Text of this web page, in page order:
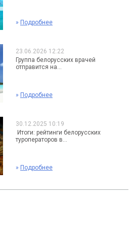
» Подробнее
23.06.2026 12:22
Группа белорусских врачей
отправится на...
» Подробнее
30.12.2025 10:19
Итоги: рейтинги белорусских
туроператоров в...
» Подробнее